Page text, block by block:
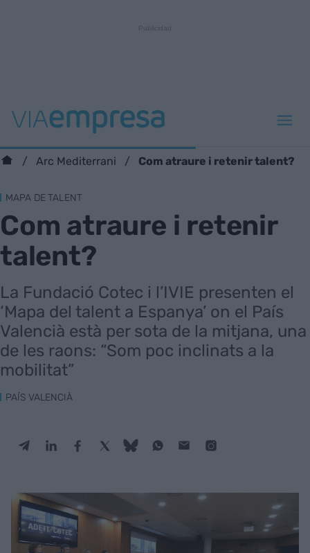
Arc Mediterrani Com atraure i retenir talent?
MAPA DE TALENT
Com atraure i retenir
talent?
La Fundació Cotec i l’IVIE presenten el
‘Mapa del talent a Espanya’ on el País
Valencià està per sota de la mitjana, una
de les raons: “Som poc inclinats a la
mobilitat”
PAÍS VALENCIÀ